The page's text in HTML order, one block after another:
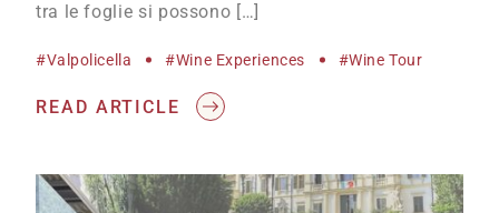
tra le foglie si possono […]
#Valpolicella #wine Experiences #Wine Tour
READ ARTICLE